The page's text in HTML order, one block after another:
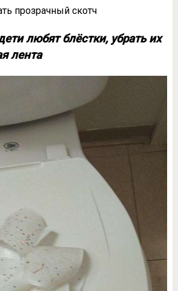
прозрачный скотч
любят блёстки, убрать их
лента